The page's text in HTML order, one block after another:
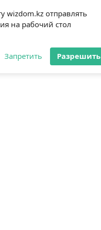
wizdom.kz отправлять
на рабочий стол
Запретить Разрешить